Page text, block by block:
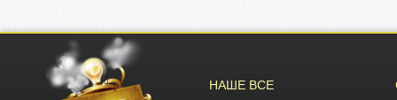
НАШЕ ВСЕ